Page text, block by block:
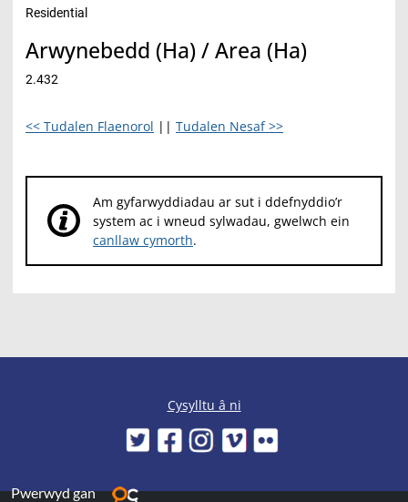
Residential
Arwynebedd (Ha) / Area (Ha)
2.432
<< Tudalen Flaenorol || Tudalen Nesaf >>
Am gyfarwyddiadau ar sut i ddefnyddio’r
system ac i wneud sylwadau, gwelwch ein
canllaw cymorth.
Cysylltu â ni
Pwerwyd gan